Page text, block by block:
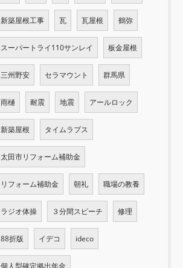
新築屋根工事 瓦 瓦屋根 鶴弥
スーパートライ110サンレイ 板金屋根
三州野安 セラマウント 群馬県
雨樋 耐震 地震 アールロック
新築屋根 タイムラプス
太田市リフォーム補助金
リフォーム補助金 朝礼 職場の教養
ラジオ体操 ３分間スピーチ 修理
88折版 イデコ ideco
個人型確定拠出年金